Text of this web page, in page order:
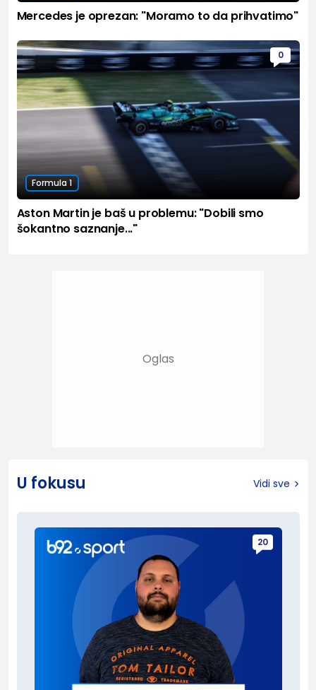
Mercedes je oprezan: "Moramo to da prihvatimo"
0
Formula 1
Aston Martin je baš u problemu: "Dobili smo
šokantno saznanje..."
U fokusu Vidi sve
20